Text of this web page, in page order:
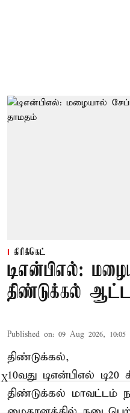
கிரிக்கெட்
டிஎன்பிஎல்:
திண்டுக்கல்
Published on: 09 Aug 2026, 10:05
திண்டுக்கல்,
10வது டிஎன்பிஎல் டி20
திண்டுக்கல் மாவட்டம்
X